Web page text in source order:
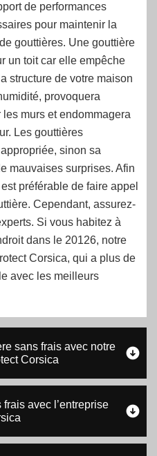
de performances
pour maintenir la
gouttières. Une gouttière
un toit car elle empêche
structure de votre maison
provoquera
murs et endommagera
Les gouttières
sinon sa
mauvaises surprises. Afin
préférable de faire appel
Cependant, assurez-
Si vous habitez à
dans le 20126, notre
Corsica, qui a plus de
avec les meilleurs
sans frais avec notre
Corsica
avec l’entreprise